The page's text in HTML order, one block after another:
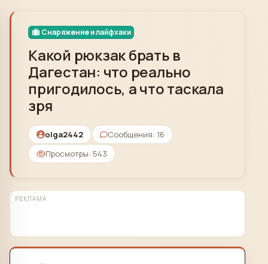
Снаряжение и лайфхаки
Какой рюкзак брать в
Дагестан: что реально
пригодилось, а что таскала
зря
olga2442
Сообщения: 16
Просмотры: 543
РЕКЛАМА